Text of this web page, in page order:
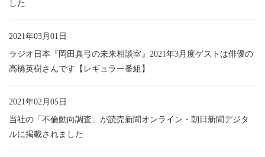
した
2021年03月01日
ラジオ日本『岡田真弓の未来相談室』2021年3月度ゲストは俳優の
高橋英樹さんです【レギュラー番組】
2021年02月05日
当社の「不倫動向調査」が読売新聞オンライン・朝日新聞デジタ
ルに掲載されました